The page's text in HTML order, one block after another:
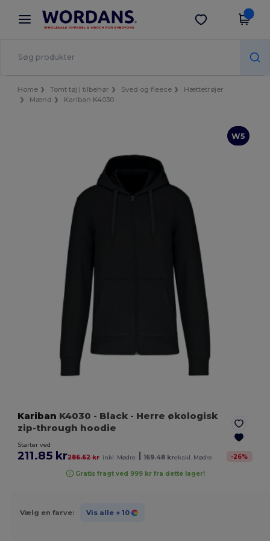
× Wordans-app
Bedre priser i appen!
Hent app
Home Tomt tøj | tilbehør Sved og fleece
Hættetrøjer
Mænd
Kariban K4030
W5
Kariban K4030 - Black - Herre økologisk
zip-through hoodie
Starter ved
211.85 kr286.62 kr inkl. Mødre 169.48 krekskl. Mødre -26%
Gratis fragt ved 999 kr fra dette lager!
Vælg en farve: Vis alle + 10